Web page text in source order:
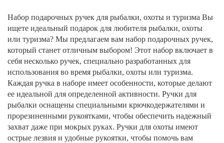
Набор подарочных ручек для рыбалки, охоты и туризма Вы
ищете идеальный подарок для любителя рыбалки, охоты
или туризма? Мы предлагаем вам набор подарочных ручек,
который станет отличным выбором! Этот набор включает в
себя несколько ручек, специально разработанных для
использования во время рыбалки, охоты или туризма.
Каждая ручка в наборе имеет особенности, которые делают
ее идеальной для определенной активности. Ручки для
рыбалки оснащены специальными крючкодержателями и
прорезиненными рукоятками, чтобы обеспечить надежный
захват даже при мокрых руках. Ручки для охоты имеют
острые лезвия и удобные рукоятки, чтобы помочь вам